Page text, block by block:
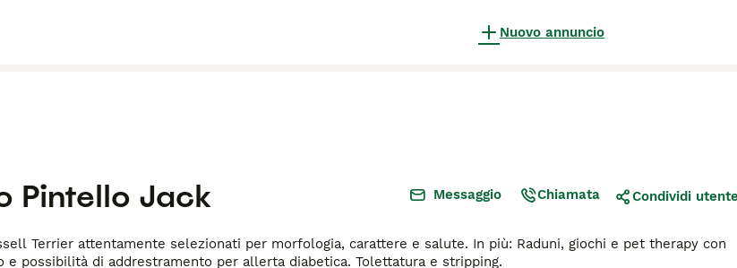
Nuovo annuncio
Pintello Jack Messaggio Chiamata Condividi
Terrier attentamente selezionati per morfologia, carattere e salute. In più: Raduni, giochi e pet therapy con
e possibilità di addrestramento per allerta diabetica. Tolettatura e stripping.